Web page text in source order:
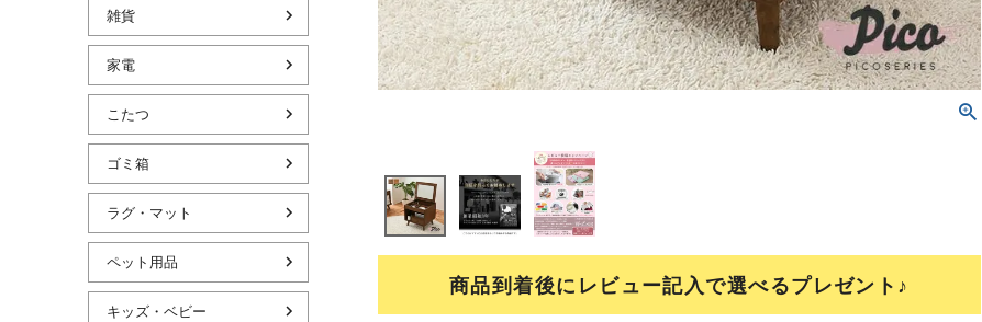
雑貨
家電
こたつ
ゴミ箱
ラグ・マット
ペット用品
キッズ・ベビー
商品到着後にレビュー記入で選べるプレゼント♪